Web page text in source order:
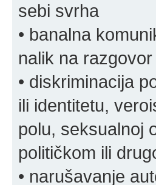
sebi svrha
• banalna
nalik na
• diskriminacija
ili identitetu,
polu, seksualnoj
političkom ili
• narušavanje